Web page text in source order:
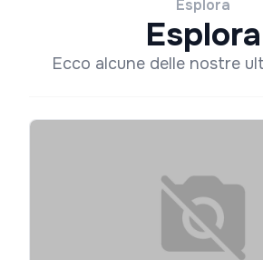
Esplora
Esplora
Ecco alcune delle nostre